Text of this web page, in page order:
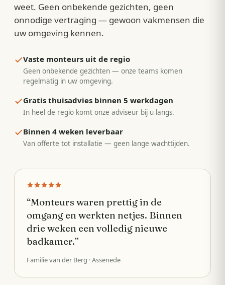
weet. Geen onbekende gezichten, geen
onnodige vertraging — gewoon vakmensen die
uw omgeving kennen.
Vaste monteurs uit de regio
Geen onbekende gezichten — onze teams komen
regelmatig in uw omgeving.
Gratis thuisadvies binnen 5 werkdagen
In heel de regio komt onze adviseur bij u langs.
Binnen 4 weken leverbaar
Van offerte tot installatie — geen lange wachttijden.
“Monteurs waren prettig in de
omgang en werkten netjes. Binnen
drie weken een volledig nieuwe
badkamer.”
Familie van der Berg · Assenede